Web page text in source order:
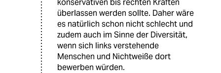
konservativen bis rechten Kräften
überlassen werden sollte. Daher wäre
es natürlich schon nicht schlecht und
zudem auch im Sinne der Diversität,
wenn sich links verstehende
Menschen und Nichtweiße dort
bewerben würden.